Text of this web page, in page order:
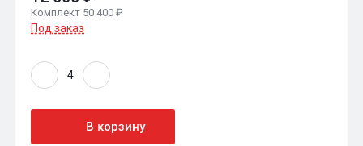
Комплект 50 400 ₽
Под заказ
В корзину